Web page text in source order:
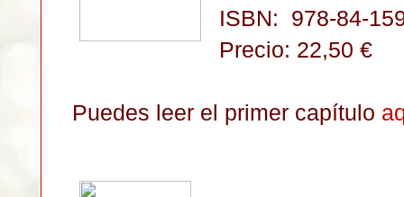
ISBN: 978-84-
Precio: 22,50 €
Puedes leer el primer capítulo